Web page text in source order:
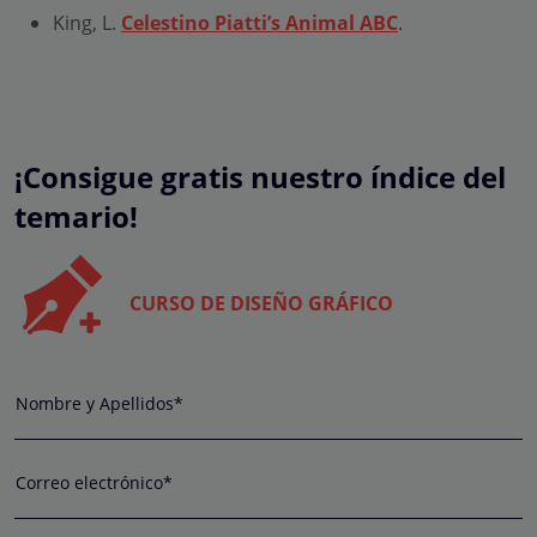
King, L. Celestino Piatti’s Animal ABC.
¡Consigue gratis nuestro índice del
temario!
CURSO DE DISEÑO GRÁFICO
Nombre y Apellidos*
Correo electrónico*